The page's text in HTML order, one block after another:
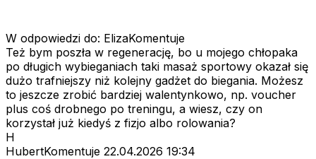
W odpowiedzi do: ElizaKomentuje
Też bym poszła w regenerację, bo u mojego chłopaka
po długich wybieganiach taki masaż sportowy okazał się
dużo trafniejszy niż kolejny gadżet do biegania. Możesz
to jeszcze zrobić bardziej walentynkowo, np. voucher
plus coś drobnego po treningu, a wiesz, czy on
korzystał już kiedyś z fizjo albo rolowania?
H
HubertKomentuje 22.04.2026 19:34